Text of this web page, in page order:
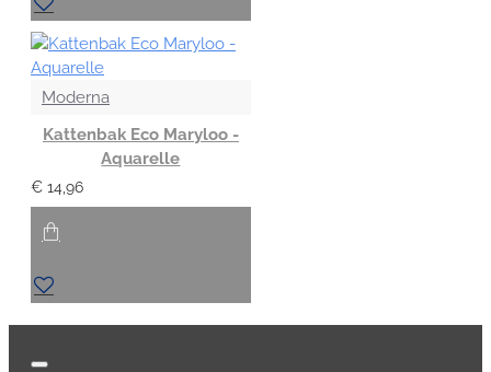
Moderna
Kattenbak Eco Maryloo -
Aquarelle
€ 14,96